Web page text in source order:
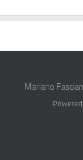
Mariano